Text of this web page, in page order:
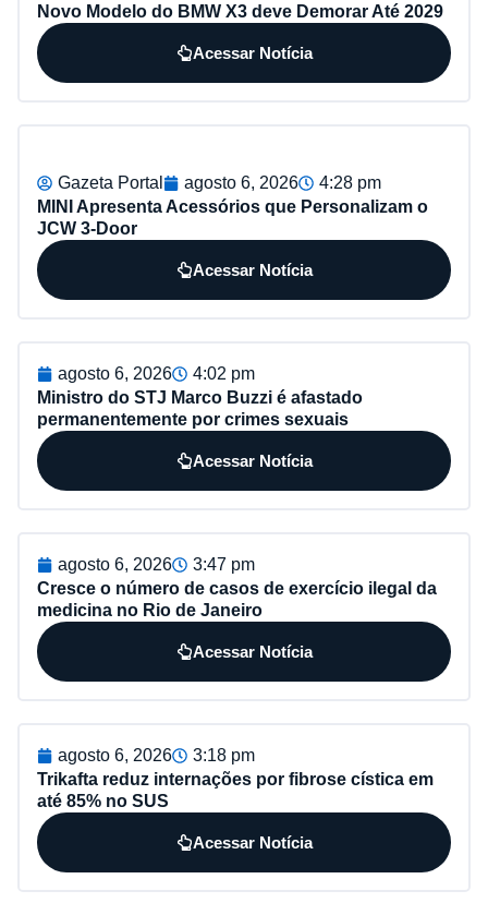
Novo Modelo do BMW X3 deve Demorar Até 2029
Acessar Notícia
Gazeta Portal agosto 6, 2026
4:28 pm
MINI Apresenta Acessórios que Personalizam o
JCW 3-Door
Acessar Notícia
agosto 6, 2026
4:02 pm
Ministro do STJ Marco Buzzi é afastado
permanentemente por crimes sexuais
Acessar Notícia
agosto 6, 2026
3:47 pm
Cresce o número de casos de exercício ilegal da
medicina no Rio de Janeiro
Acessar Notícia
agosto 6, 2026
3:18 pm
Trikafta reduz internações por fibrose cística em
até 85% no SUS
Acessar Notícia